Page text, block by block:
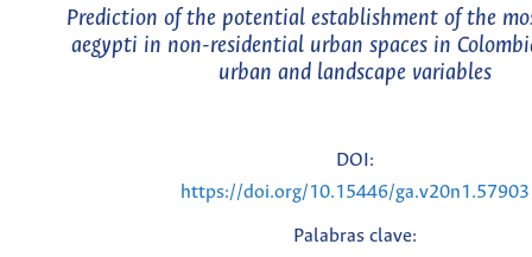
Prediction of the potential establishment of the
aegypti in non-residential urban spaces in
urban and landscape variables
DOI:
https://doi.org/10.15446/ga.v20n1.57903
Palabras clave: